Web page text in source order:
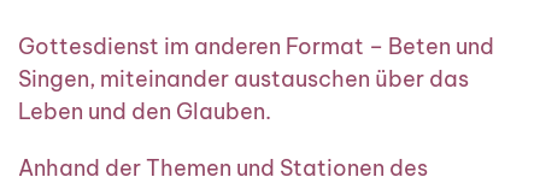
Gottesdienst im anderen Format – Beten und
Singen, miteinander austauschen über das
Leben und den Glauben.
Anhand der Themen und Stationen des